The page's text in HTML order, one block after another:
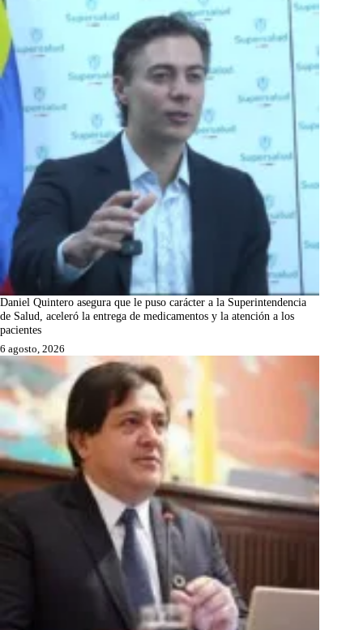
Daniel Quintero asegura que le puso carácter a la Superintendencia
de Salud, aceleró la entrega de medicamentos y la atención a los
pacientes
6 agosto, 2026